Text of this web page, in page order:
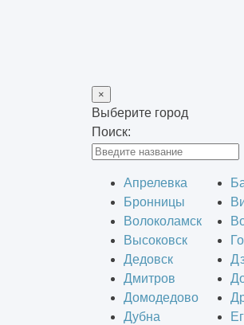
×
Выберите город
Поиск:
Апрелевка
Бронницы
Волоколамск
Высоковск
Дедовск
Дмитров
Домодедово
Дубна